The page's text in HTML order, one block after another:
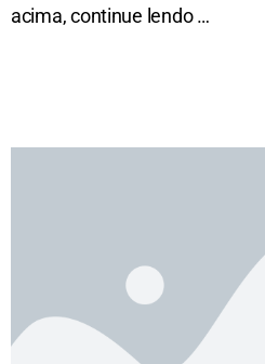
acima, continue lendo …